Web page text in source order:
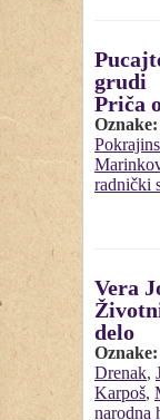
grudi
Priča
Oznake:
radnički
Vera
delo
Oznake:
Drenak,
Karpoš,
narodna